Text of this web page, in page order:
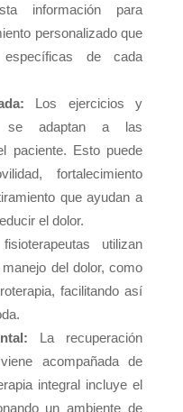
información para
personalizado que
de cada
Los ejercicios y
se adaptan a las
paciente. Esto puede
fortalecimiento
que ayudan a
el dolor.
utilizan
del dolor, como
facilitando así
La recuperación
acompañada de
integral incluye el
un ambiente de